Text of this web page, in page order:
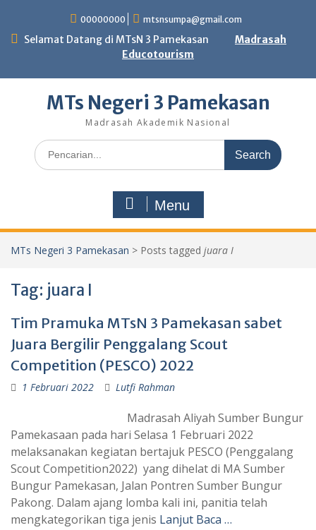
content
00000000 mtsnsumpa@gmail.com
Selamat Datang di MTsN 3 Pamekasan
Madrasah
Educotourism
MTs Negeri 3 Pamekasan
Madrasah Akademik Nasional
Search
for:
Menu
MTs Negeri 3 Pamekasan > Posts tagged juara I
Tag: juara I
Tim Pramuka MTsN 3 Pamekasan sabet
Juara Bergilir Penggalang Scout
Competition (PESCO) 2022
1 Februari 2022 Lutfi Rahman
Madrasah Aliyah Sumber Bungur
Pamekasaan pada hari Selasa 1 Februari 2022
melaksanakan kegiatan bertajuk PESCO (Penggalang
Scout Competition2022) yang dihelat di MA Sumber
Bungur Pamekasan, Jalan Pontren Sumber Bungur
Pakong. Dalam ajang lomba kali ini, panitia telah
mengkategorikan tiga jenis Lanjut Baca …